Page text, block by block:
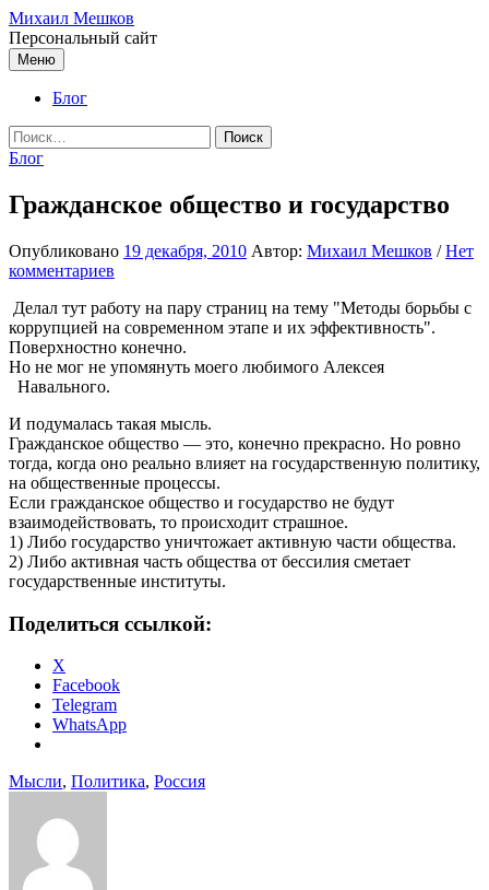
Перейти
к
содержимому
Михаил Мешков
Персональный сайт
Меню
Блог
Найти:
Блог
Гражданское общество и государство
Опубликовано 19 декабря, 2010 Автор: Михаил Мешков /Нет
комментариев
Делал тут работу на пару страниц на тему "Методы борьбы с
коррупцией на современном этапе и их эффективность".
Поверхностно конечно.
Но не мог не упомянуть моего любимого Алексея
Навального.
И подумалась такая мысль.
Гражданское общество — это, конечно прекрасно. Но ровно
тогда, когда оно реально влияет на государственную политику,
на общественные процессы.
Если гражданское общество и государство не будут
взаимодействовать, то происходит страшное.
1) Либо государство уничтожает активную части общества.
2) Либо активная часть общества от бессилия сметает
государственные институты.
Поделиться ссылкой:
X
Facebook
Telegram
WhatsApp
Мысли, Политика, Россия